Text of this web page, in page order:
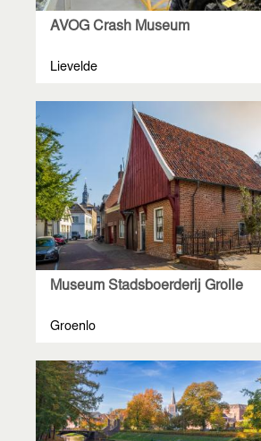
AVOG Crash Museum
Lievelde
Museum Stadsboerderij Grolle
Groenlo